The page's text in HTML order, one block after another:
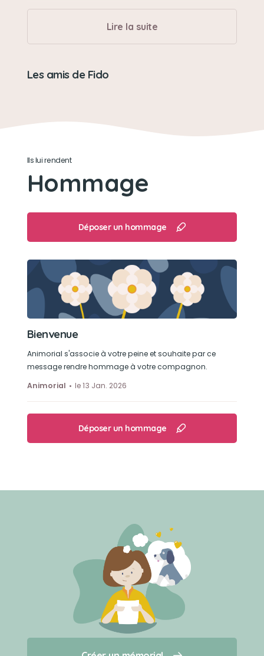
Créer un mémorial
Son caractère
Fido été très têtu mais un amour
Son jouet préféré
Son loisir préféré
Lire la suite
Les amis de Fido
Ils lui rendent
Hommage
Déposer un hommage
Bienvenue
Animorial s'associe à votre peine et souhaite par ce
message rendre hommage à votre compagnon.
Animorial
le 13 Jan. 2026
Déposer un hommage